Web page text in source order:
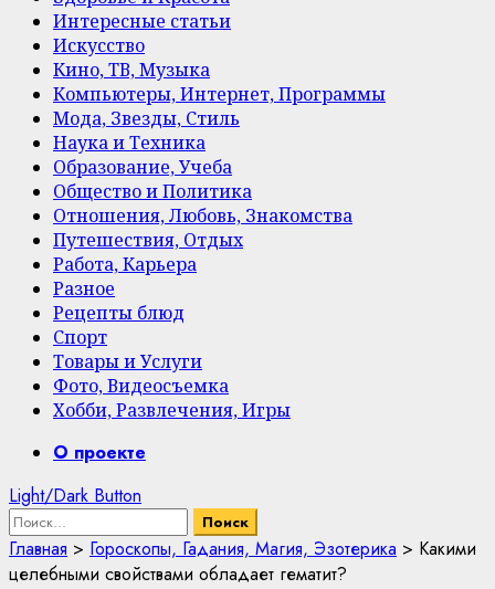
Интересные статьи
Искусство
Кино, ТВ, Музыка
Компьютеры, Интернет, Программы
Мода, Звезды, Стиль
Наука и Техника
Образование, Учеба
Общество и Политика
Отношения, Любовь, Знакомства
Путешествия, Отдых
Работа, Карьера
Разное
Рецепты блюд
Спорт
Товары и Услуги
Фото, Видеосъемка
Хобби, Развлечения, Игры
PrimaryО проекте
Light/Dark Button
Найти:
Главная > Гороскопы, Гадания, Магия, Эзотерика > Какими
целебными свойствами обладает гематит?